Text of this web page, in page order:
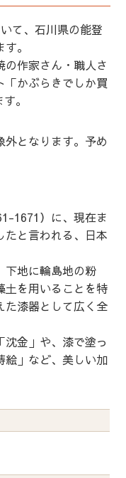
て、石川県の能登
。
作家さん・職人さ
「かぶらきでしか買
。
となります。予め
1671）に、現在ま
たと言われる、日本
下地に輪島地の粉
土を用いることを特
た漆器として広く全
金」や、漆で塗っ
絵」など、美しい加